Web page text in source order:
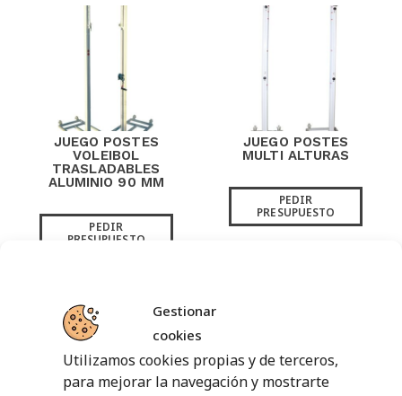
Gestionar
cookies
Utilizamos cookies propias y de terceros,
para mejorar la navegación y mostrarte
JUEGO POSTES
VOLEIBOL
TRASLADABLES
ALUMINIO 90 MM
PEDIR
PRESUPUESTO
JUEGO POSTES
MULTI ALTURAS
PEDIR
PRESUPUESTO